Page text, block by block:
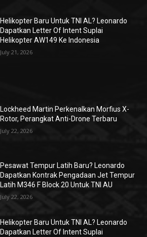
Helikopter Baru Untuk TNI AL? Leonardo
Dapatkan Letter Of Intent Suplai
Helikopter AW149 Ke Indonesia
July 21, 2026
Lockheed Martin Perkenalkan Morfius X-
Rotor, Perangkat Anti-Drone Terbaru
July 22, 2026
Pesawat Tempur Latih Baru? Leonardo
Dapatkan Kontrak Pengadaan Jet Tempur
Latih M346 F Block 20 Untuk TNI AU
July 22, 2026
Helikopter Baru Untuk TNI AL? Leonardo
Dapatkan Letter Of Intent Suplai